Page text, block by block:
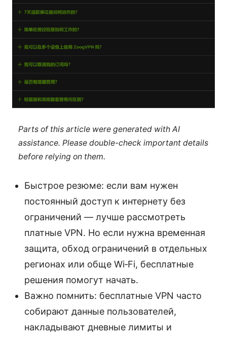
Parts of this article were generated with AI
assistance. Please double-check important details
before relying on them.
Быстрое резюме: если вам нужен
постоянный доступ к интернету без
ограничений — лучше рассмотреть
платные VPN. Но если нужна временная
защита, обход ограничений в отдельных
регионах или обще Wi‑Fi, бесплатные
решения помогут начать.
Важно помнить: бесплатные VPN часто
собирают данные пользователей,
накладывают дневные лимиты и